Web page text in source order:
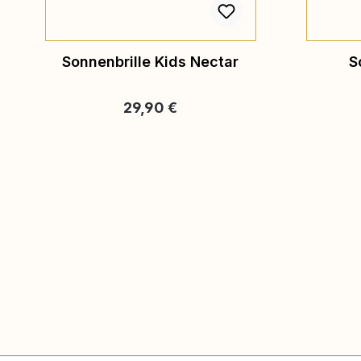
Sonnenbrille Kids Nectar
Regulärer Preis:
29,90 €